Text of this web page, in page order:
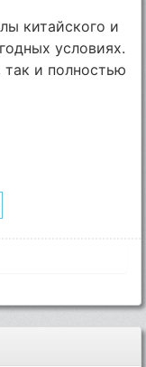
китайского и
условиях.
и полностью